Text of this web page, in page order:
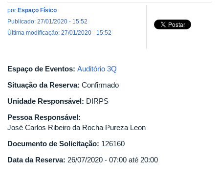
por Espaço Físico
Publicado: 27/01/2020 - 15:52
Última modificação: 27/01/2020 - 15:52
Espaço de Eventos: Auditório 3Q
Situação da Reserva: Confirmado
Unidade Responsável: DIRPS
Pessoa Responsável:
José Carlos Ribeiro da Rocha Pureza Leon
Documento de Solicitação: 126160
Data da Reserva: 26/07/2020 - 07:00 até 20:00